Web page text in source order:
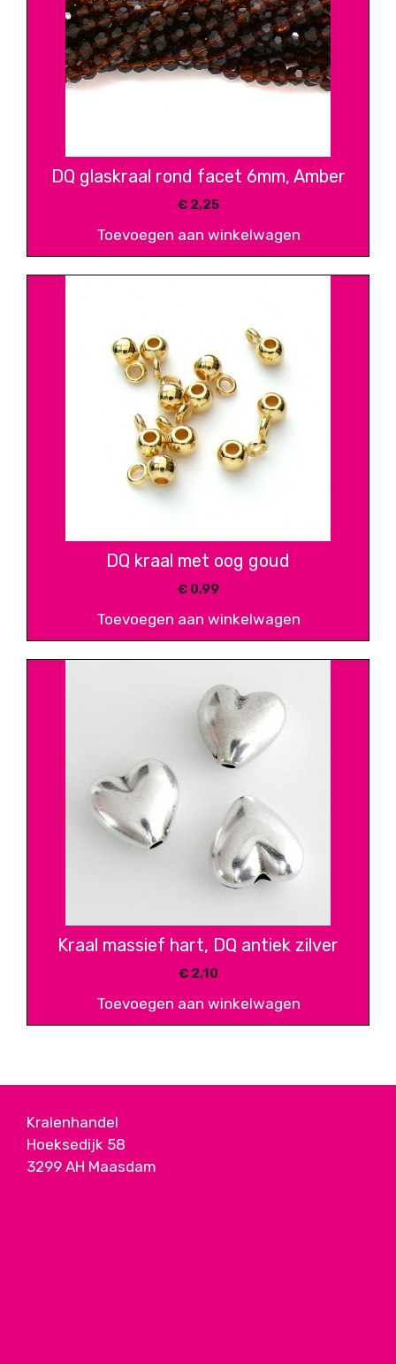
DQ glaskraal rond facet 6mm, Amber
€2,25
Toevoegen aan winkelwagen
DQ kraal met oog goud
€0,99
Toevoegen aan winkelwagen
Kraal massief hart, DQ antiek zilver
€2,10
Toevoegen aan winkelwagen
Kralenhandel
Hoeksedijk 58
3299 AH Maasdam